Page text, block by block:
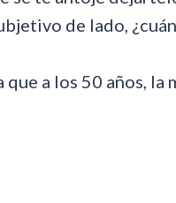
de lado,
que a los 50 años,